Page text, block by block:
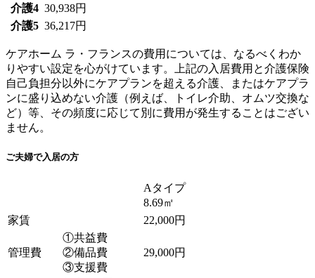
介護4 30,938円
介護5 36,217円
ケアホーム ラ・フランスの費用については、なるべくわか
りやすい設定を心がけています。上記の入居費用と介護保険
自己負担分以外にケアプランを超える介護、またはケアプラ
ンに盛り込めない介護（例えば、トイレ介助、オムツ交換な
ど）等、その頻度に応じて別に費用が発生することはござい
ません。
ご夫婦で入居の方
Aタイプ
8.69㎡
家賃
22,000円
管理費
①共益費
②備品費
③支援費
29,000円